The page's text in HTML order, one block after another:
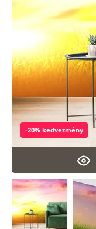
-20% kedvezmény